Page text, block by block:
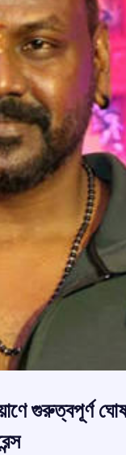
গুরুত্বপূর্ণ